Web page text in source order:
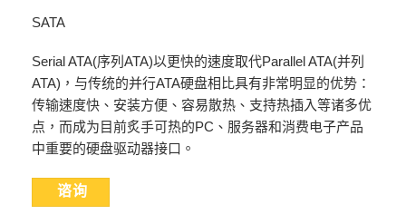
SATA
Serial ATA(序列ATA)以更快的速度取代Parallel ATA(并列
ATA)，与传统的并行ATA硬盘相比具有非常明显的优势：
传输速度快、安装方便、容易散热、支持热插入等诸多优
点，而成为目前炙手可热的PC、服务器和消费电子产品
中重要的硬盘驱动器接口。
谘询